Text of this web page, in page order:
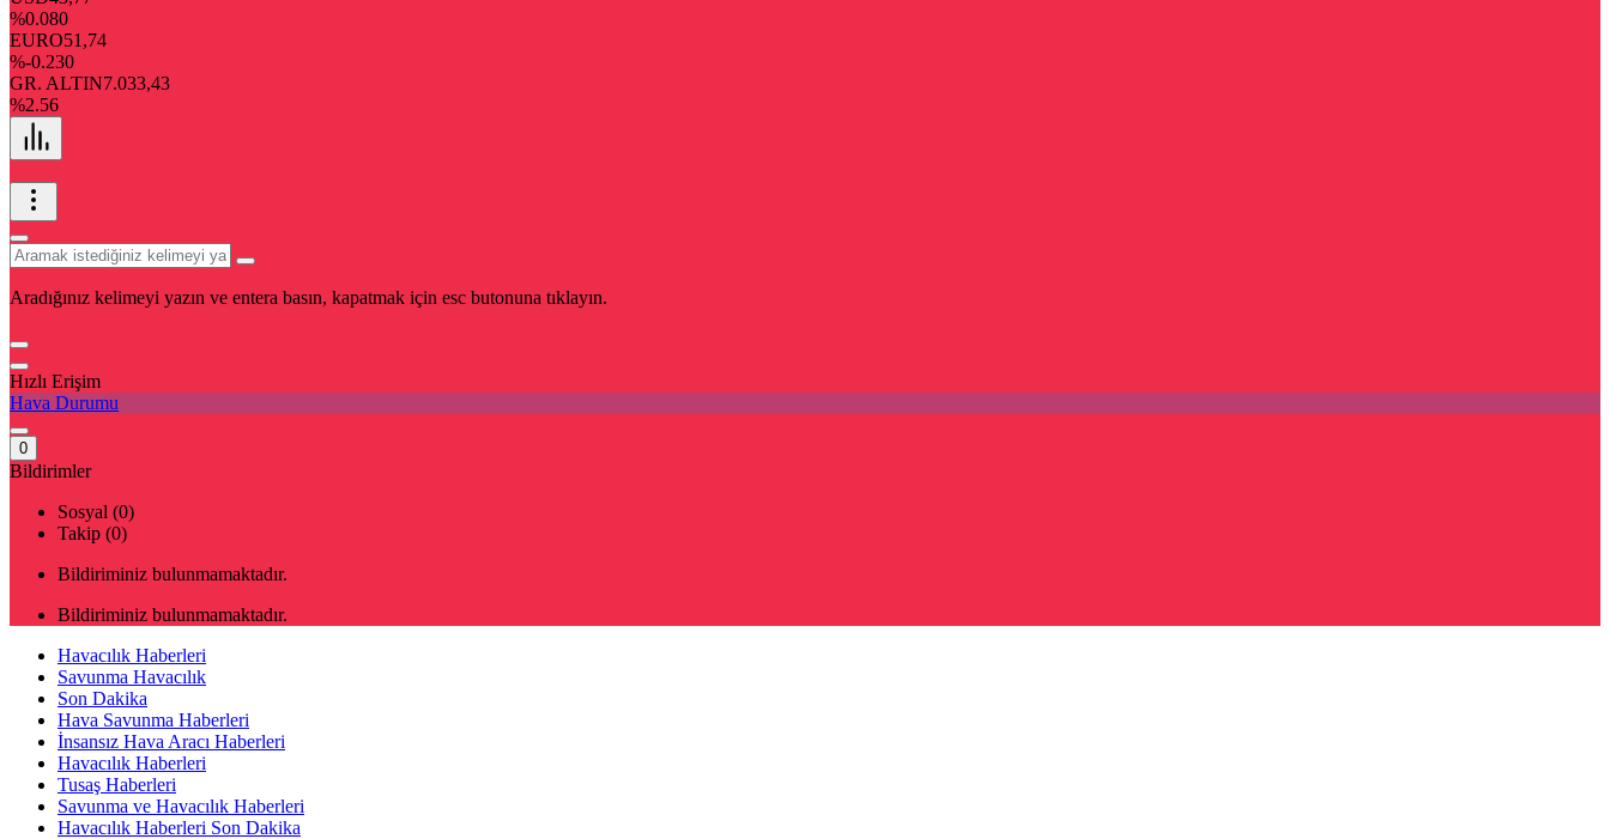
%0.080
EURO51,74
%-0.230
GR. ALTIN7.033,43
%2.56
Aradığınız kelimeyi yazın ve entera basın, kapatmak için esc butonuna tıklayın.
Hızlı Erişim
Hava Durumu
0
Bildirimler
Sosyal (0)
Takip (0)
Bildiriminiz bulunmamaktadır.
Bildiriminiz bulunmamaktadır.
Havacılık Haberleri
Savunma Havacılık
Son Dakika
Hava Savunma Haberleri
İnsansız Hava Aracı Haberleri
Havacılık Haberleri
Tusaş Haberleri
Savunma ve Havacılık Haberleri
Havacılık Haberleri Son Dakika